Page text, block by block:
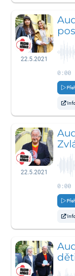
22.5.2021
0:00
22.5.2021
0:00